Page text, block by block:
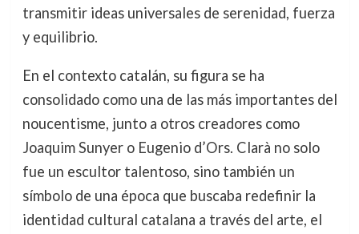
transmitir ideas universales de serenidad, fuerza
y equilibrio.
En el contexto catalán, su figura se ha
consolidado como una de las más importantes del
noucentisme, junto a otros creadores como
Joaquim Sunyer o Eugenio d’Ors. Clarà no solo
fue un escultor talentoso, sino también un
símbolo de una época que buscaba redefinir la
identidad cultural catalana a través del arte, el